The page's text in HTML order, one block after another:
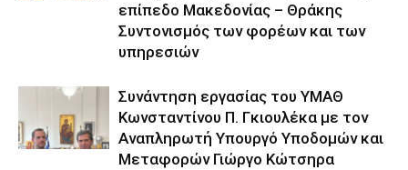
επίπεδο Μακεδονίας – Θράκης
Συντονισμός των φορέων και των
υπηρεσιών
Συνάντηση εργασίας του ΥΜΑΘ
Κωνσταντίνου Π. Γκιουλέκα με τον
Αναπληρωτή Υπουργό Υποδομών και
Μεταφορών Γιώργο Κώτσηρα